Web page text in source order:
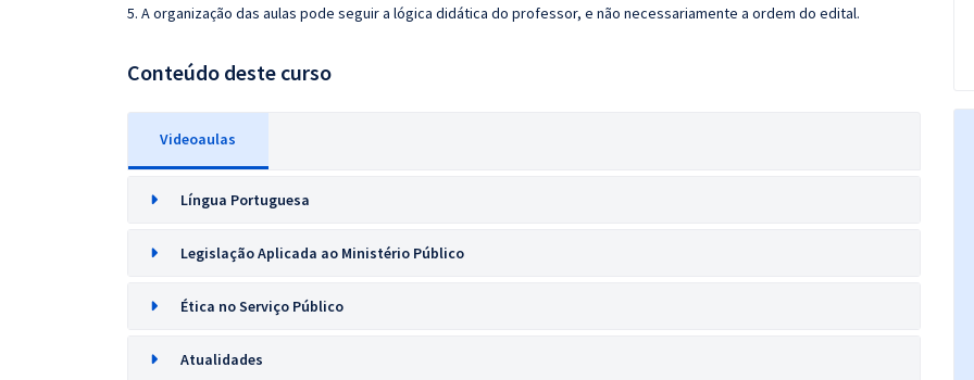
5. A organização das aulas pode seguir a lógica didática do professor, e não necessariamente a ordem do edital.
Conteúdo deste curso
Videoaulas
Língua Portuguesa
Legislação Aplicada ao Ministério Público
Ética no Serviço Público
Atualidades